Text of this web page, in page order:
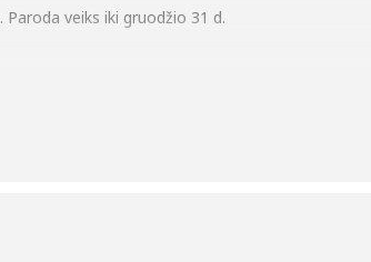
veiks iki gruodžio 31 d.
(Antanas Maceina). Skirta Lietuvių
Žr. F. Bajoraičio viešosios bibliotekos interneto